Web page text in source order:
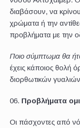
διαβάσουν, να
χρώματα ή την
προβλήματα με την
Ποιο σύμπτωμα θα
έχεις κάποιος θολή
διορθωτικών
Προβλήματα
Οι πάσχοντες από